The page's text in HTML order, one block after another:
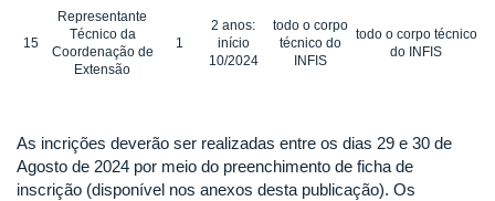
15
Representante
Técnico da
Coordenação de
Extensão
1
2 anos:
início
10/2024
todo o corpo
técnico do
INFIS
todo o corpo técnico
do INFIS
As incrições deverão ser realizadas entre os dias 29 e 30 de
Agosto de 2024 por meio do preenchimento de ficha de
inscrição (disponível nos anexos desta publicação). Os